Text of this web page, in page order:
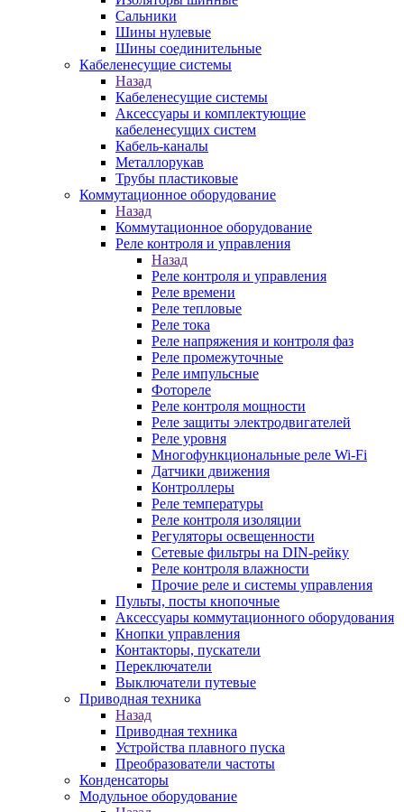
Сальники
Шины нулевые
Шины соединительные
Кабеленесущие системы
Назад
Кабеленесущие системы
Аксессуары и комплектующие
кабеленесущих систем
Кабель-каналы
Металлорукав
Трубы пластиковые
Коммутационное оборудование
Назад
Коммутационное оборудование
Реле контроля и управления
Назад
Реле контроля и управления
Реле времени
Реле тепловые
Реле тока
Реле напряжения и контроля фаз
Реле промежуточные
Реле импульсные
Фотореле
Реле контроля мощности
Реле защиты электродвигателей
Реле уровня
Многофункциональные реле Wi-Fi
Датчики движения
Контроллеры
Реле температуры
Реле контроля изоляции
Регуляторы освещенности
Сетевые фильтры на DIN-рейку
Реле контроля влажности
Прочие реле и системы управления
Пульты, посты кнопочные
Аксессуары коммутационного оборудования
Кнопки управления
Контакторы, пускатели
Переключатели
Выключатели путевые
Приводная техника
Назад
Приводная техника
Устройства плавного пуска
Преобразователи частоты
Конденсаторы
Модульное оборудование